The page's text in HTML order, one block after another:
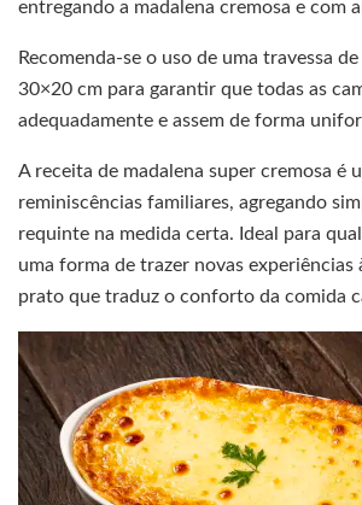
entregando a madalena cremosa e com
Recomenda-se o uso de uma travessa
30×20 cm para garantir que todas as
adequadamente e assem de forma
A receita de madalena super cremosa é
reminiscências familiares, agregando
requinte na medida certa. Ideal para
uma forma de trazer novas experiências
prato que traduz o conforto da comida